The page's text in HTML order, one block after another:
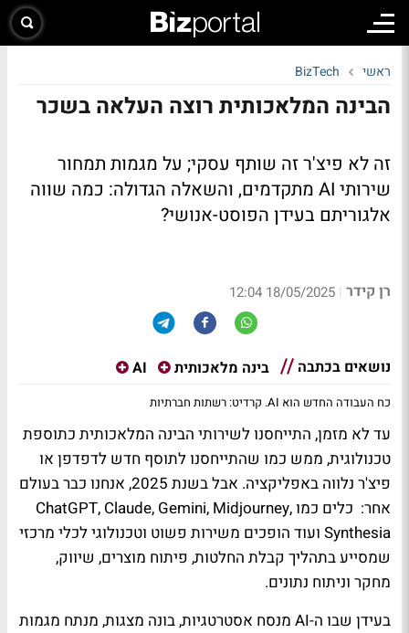
ראשי BizTech
הבינה המלאכותית רוצה העלאה בשכר
זה לא פיצ'ר זה שותף עסקי; על מגמות תמחור
שירותי AI מתקדמים, והשאלה הגדולה: כמה שווה
אלגוריתם בעידן הפוסט-אנושי?
רן קידר |
18/05/2025 12:04
נושאים בכתבה בינה מלאכותית AI
כח העבודה החדש הוא AI. קרדיט: רשתות חברתיות
עד לא מזמן, התייחסנו לשירותי הבינה המלאכותית כתוספת
טכנולוגית, ממש כמו שהתייחסנו לתוסף חדש לדפדפן או
פיצ'ר נלווה באפליקציה. אבל בשנת 2025, אנחנו כבר בעולם
אחר: כלים כמו ChatGPT, Claude, Gemini, Midjourney,
Synthesia ועוד הופכים משירות פשוט וטכנולוגי לכלי מרכזי
שמסייע בתהליך קבלת החלטות, פיתוח מוצרים, שיווק,
מחקר וניתוח נתונים.
בעידן שבו ה-AI מנסח אסטרטגיות, בונה מצגות, מנתח מגמות